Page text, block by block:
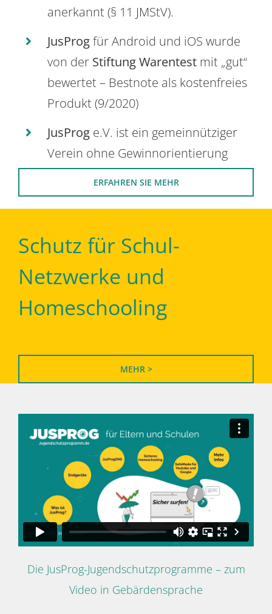
anerkannt (§ 11 JMStV).
JusProgfür Android und iOS wurde
von der Stiftung Warentest mit „gut“
bewertet – Bestnote als kostenfreies
Produkt (9/2020)
JusProg e.V. ist ein gemeinnütziger
Verein ohne Gewinnorientierung
ERFAHREN SIE MEHR
Schutz für Schul-
Netzwerke und
Homeschooling
MEHR >
Die JusProg-Jugendschutzprogramme – zum
Video in Gebärdensprache